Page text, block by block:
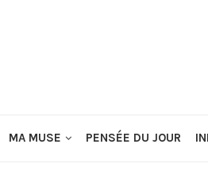
MA MUSE PENSÉE DU JOUR